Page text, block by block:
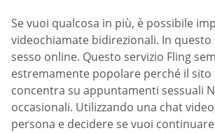
Se vuoi qualcosa in più, è possibile
videochiamate bidirezionali. In
sesso online. Questo servizio Fling
estremamente popolare perché il
concentra su appuntamenti sessuali
occasionali. Utilizzando una chat
persona e decidere se vuoi